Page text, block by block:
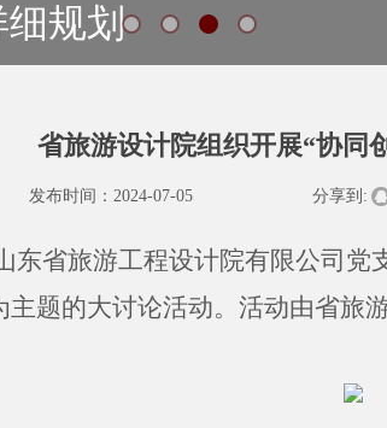
规划
省旅游设计院组织开展“协同
发布时间： 2024-07-05 分享到:
东省旅游工程设计院有限公司 党
主题的大讨论活动。 活动由省旅